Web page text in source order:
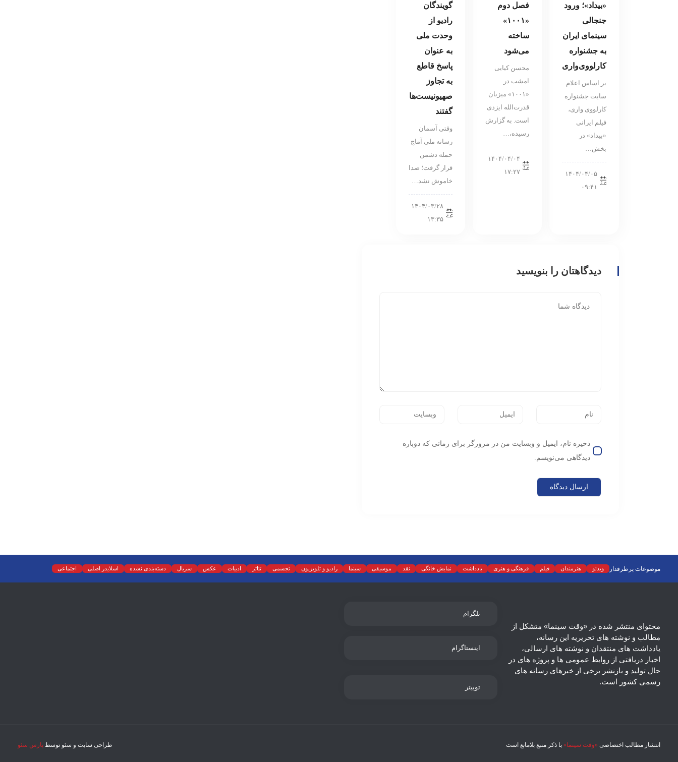
«بیداد»؛ ورود
جنجالی
سینمای ایران
به جشنواره
کارلووی‌واری
بر اساس اعلام
سایت جشنواره
کارلووی واری،
فیلم ایرانی
«بیداد» در
بخش…
۱۴۰۴/۰۴/۰۵
۰۹:۴۱
فصل دوم
«۱۰۰۱»
ساخته
می‌شود
محسن کیایی
امشب در
«۱۰۰۱» میزبان
قدرت‌الله ایزدی
است. به گزارش
رسیده،…
۱۴۰۴/۰۴/۰۴
۱۷:۲۷
گویندگان
رادیو از
وحدت ملی
به عنوان
پاسخ قاطع
به تجاوز
صهیونیست‌ها
گفتند
وقتی آسمان
رسانه ملی آماج
حمله دشمن
قرار گرفت؛ صدا
خاموش نشد…
۱۴۰۴/۰۳/۲۸
۱۳:۳۵
دیدگاهتان را بنویسید
ذخیره نام، ایمیل و وبسایت من در مرورگر برای زمانی که دوباره
دیدگاهی می‌نویسم.
موضوعات پرطرفدار ویدئو هنرمندان فیلم فرهنگی و هنری یادداشت نمایش خانگی نقد موسیقی سینما رادیو و تلویزیون تجسمی تئاتر ادبیات عکس سریال دسته‌بندی نشده اسلایدر اصلی اجتماعی
محتوای منتشر شده در «وقت سینما» متشکل از
مطالب و نوشته های تحریریه این رسانه،
یادداشت های منتقدان و نوشته های ارسالی،
اخبار دریافتی از روابط عمومی ها و پروژه های در
حال تولید و بازنشر برخی از خبرهای رسانه های
رسمی کشور است.
تلگرام
اینستاگرام
توییتر
انتشار مطالب اختصاصی «وقت سینما» با ذکر منبع بلامانع است طراحی سایت و سئو توسط پارس سئو